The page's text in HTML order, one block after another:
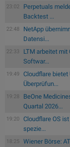
23:02
Perpetuals
Backtest ...
22:48
NetApp
Datensi...
22:33
LTM arbeitet mit
Softwar...
19:49
Cloudflare
Überprüfun...
19:28
BeOne
Quartal 2026...
19:20
Cloudflare OS
spezie...
18:25
Wiener Börse: